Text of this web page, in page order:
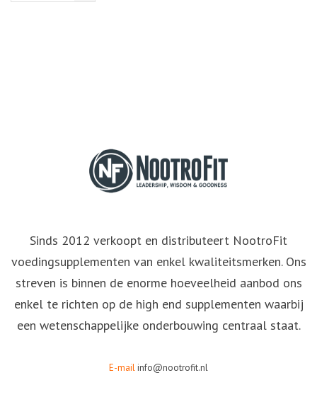
Sinds 2012 verkoopt en distributeert NootroFit
voedingsupplementen van enkel kwaliteitsmerken. Ons
streven is binnen de enorme hoeveelheid aanbod ons
enkel te richten op de high end supplementen waarbij
een wetenschappelijke onderbouwing centraal staat.
E-mailinfo@nootrofit.nl